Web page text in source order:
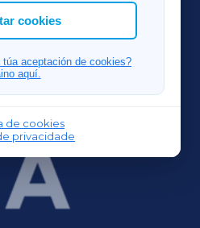
cookies
aceptación de cookies?
aquí.
de cookies
privacidade